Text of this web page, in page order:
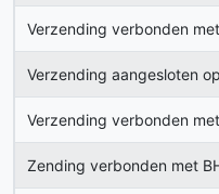
Verzending verbonden
Verzending aangesloten
Verzending verbonden
Zending verbonden met